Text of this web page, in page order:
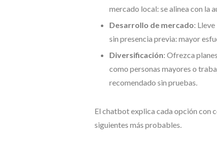
mercado local: se alinea con la
Desarrollo de mercado:
sin presencia previa: mayor
Diversificación: Ofrezca
como personas mayores o
recomendado sin pruebas.
El chatbot explica cada opción con
siguientes más probables.